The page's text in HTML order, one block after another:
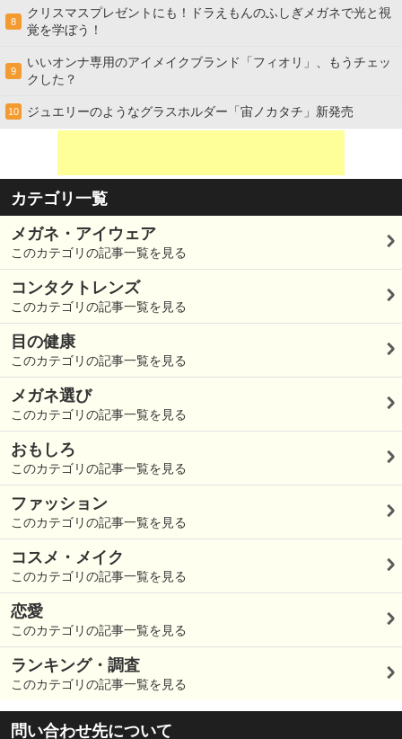
8
クリスマスプレゼントにも！ドラえもんのふしぎメガネで光と視
覚を学ぼう！
9
いいオンナ専用のアイメイクブランド「フィオリ」、もうチェッ
クした？
10 ジュエリーのようなグラスホルダー「宙ノカタチ」新発売
カテゴリ一覧
メガネ・アイウェア
このカテゴリの記事一覧を見る
コンタクトレンズ
このカテゴリの記事一覧を見る
目の健康
このカテゴリの記事一覧を見る
メガネ選び
このカテゴリの記事一覧を見る
おもしろ
このカテゴリの記事一覧を見る
ファッション
このカテゴリの記事一覧を見る
コスメ・メイク
このカテゴリの記事一覧を見る
恋愛
このカテゴリの記事一覧を見る
ランキング・調査
このカテゴリの記事一覧を見る
問い合わせ先について